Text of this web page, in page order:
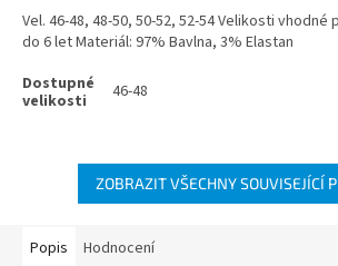
Vel. 46-48, 48-50, 50-52, 52-54 Velikosti
do 6 let Materiál: 97% Bavlna, 3% Elastan
46-48
ZOBRAZIT VŠECHNY SOUVISEJÍCÍ
Popis Hodnocení